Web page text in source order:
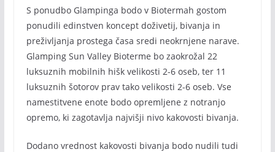
S ponudbo Glampinga bodo v Biotermah gostom
ponudili edinstven koncept doživetij, bivanja in
preživljanja prostega časa sredi neokrnjene narave.
Glamping Sun Valley Bioterme bo zaokrožal 22
luksuznih mobilnih hišk velikosti 2-6 oseb, ter 11
luksuznih šotorov prav tako velikosti 2-6 oseb. Vse
namestitvene enote bodo opremljene z notranjo
opremo, ki zagotavlja najvišji nivo kakovosti bivanja.
Dodano vrednost kakovosti bivanja bodo nudili tudi